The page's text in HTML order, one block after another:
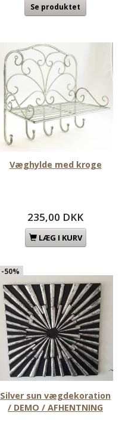
Se produktet
Væghylde med kroge
235,00 DKK
LÆG I KURV
-50%
Silver sun vægdekoration
/ DEMO / AFHENTNING